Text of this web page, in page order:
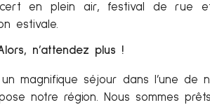
Mourat - Dégustation
en plein air, festival de rue
estivale.
n’attendez plus !
magnifique séjour dans l’une de
notre région. Nous sommes